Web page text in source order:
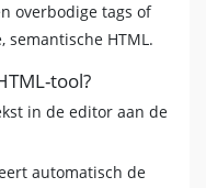
overbodige tags of
semantische HTML.
tool?
in de editor aan de
automatisch de